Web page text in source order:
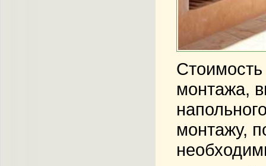
Стоимость
монтажа,
монтажу,